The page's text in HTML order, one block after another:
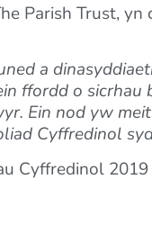
Parish Trust,
a
ffordd o
Ein nod yw
Cyffredinol
Cyffredinol